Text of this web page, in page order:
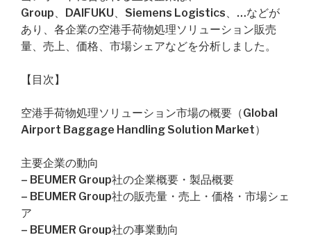
Group、DAIFUKU、Siemens Logistics、…などが
あり、各企業の空港手荷物処理ソリューション販売
量、売上、価格、市場シェアなどを分析しました。
【目次】
空港手荷物処理ソリューション市場の概要（Global
Airport Baggage Handling Solution Market）
主要企業の動向
– BEUMER Group社の企業概要・製品概要
– BEUMER Group社の販売量・売上・価格・市場シェ
ア
– BEUMER Group社の事業動向